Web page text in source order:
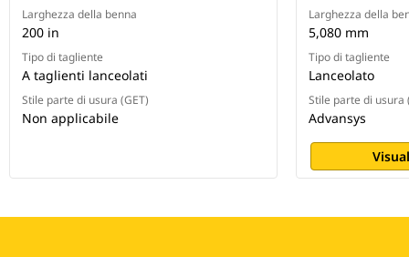
Larghezza della benna
200 in
Tipo di tagliente
A taglienti lanceolati
Stile parte di usura (GET)
Non applicabile
Larghezza della
5,080 mm
Tipo di tagliente
Lanceolato
Stile parte di usura
Advansys